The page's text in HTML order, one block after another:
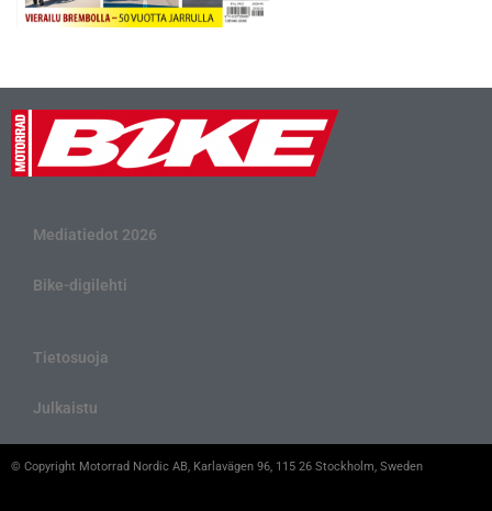
Mediatiedot 2026
Bike-digilehti
Tietosuoja
Julkaistu
© Copyright Motorrad Nordic AB, Karlavägen 96, 115 26 Stockholm, Sweden